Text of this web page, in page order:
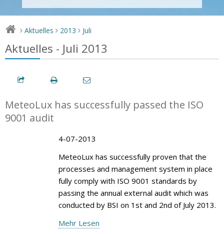
> Aktuelles > 2013 > Juli
Aktuelles - Juli 2013
MeteoLux has successfully passed the ISO
9001 audit
4-07-2013
MeteoLux has successfully proven that the
processes and management system in place
fully comply with ISO 9001 standards by
passing the annual external audit which was
conducted by BSI on 1st and 2nd of July 2013.
Mehr Lesen